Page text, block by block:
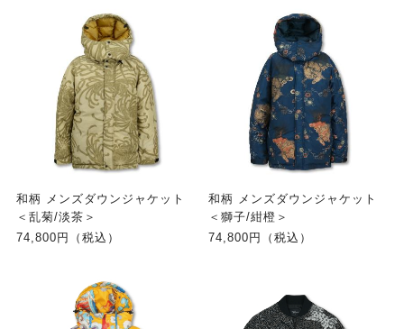
和柄 メンズダウンジャケット
＜乱菊/淡茶＞
74,800円（税込）
和柄 メンズダウンジャケット
＜獅子/紺橙＞
74,800円（税込）